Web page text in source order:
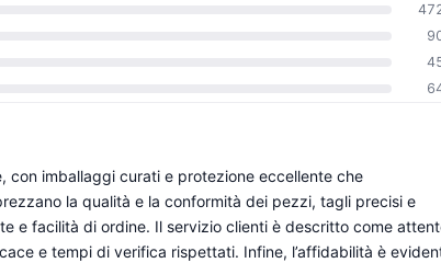
con imballaggi curati e protezione eccellente che
la qualità e la conformità dei pezzi, tagli precisi e
e facilità di ordine. Il servizio clienti è descritto come
e tempi di verifica rispettati. Infine, l’affidabilità è